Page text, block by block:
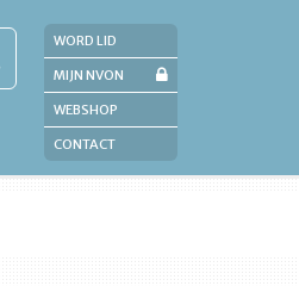
WORD LID
MIJN NVON
WEBSHOP
CONTACT